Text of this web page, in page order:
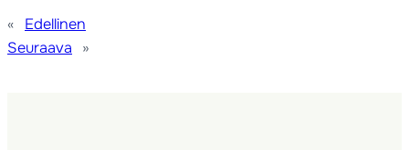
«
Edellinen
Seuraava
»